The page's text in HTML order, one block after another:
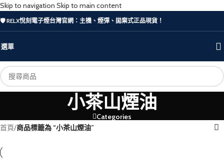
Skip to navigation Skip to main content
🛡️ RELX悅刻電子煙台灣官網：主機、煙彈、拋棄式正品現貨！
選單
小茶山煙油
Categories
首頁/商品標籤為 “小茶山煙油”